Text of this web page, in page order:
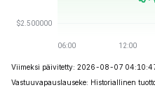
Viimeksi päivitetty: 2026-08-07
Vastuuvapauslauseke: Historiallinen